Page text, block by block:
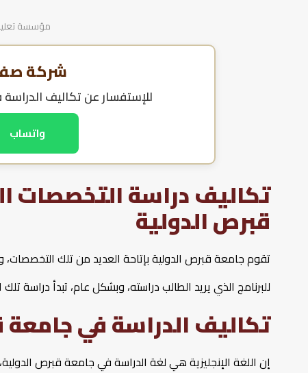
مؤسسة
شركة
للإستفسار عنتكاليف
واتساب
تكاليف دراسة التخصصات
قبرص الدولية
تقوم جامعة قبرص الدولية بإتاحة العديد من تلك
للبرنامج الذي يريد الطالب دراسته، وبشكل عام، تبدأ دراسة تلك التخصصات من 3000
تكاليف الدراسة في